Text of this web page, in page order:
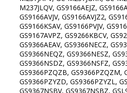
M237JLQV, GS9166AEJZ,
GS9166AVJV, GS9166AVJZ2,
GS9166KSAV, GS9166PVJV,
GS9167AVPZ, GS9266KBCV,
GS9366AEAV, GS9366NECZ,
GS9366NEQZ, GS9366NESZ,
GS9366NSDZ, GS9366NSFZ,
GS9366PZQZB, GS9366PZQZM,
GS9366PZYZD, GS9366PZYZL,
GS9367NSBV, GS9367NSBZ,